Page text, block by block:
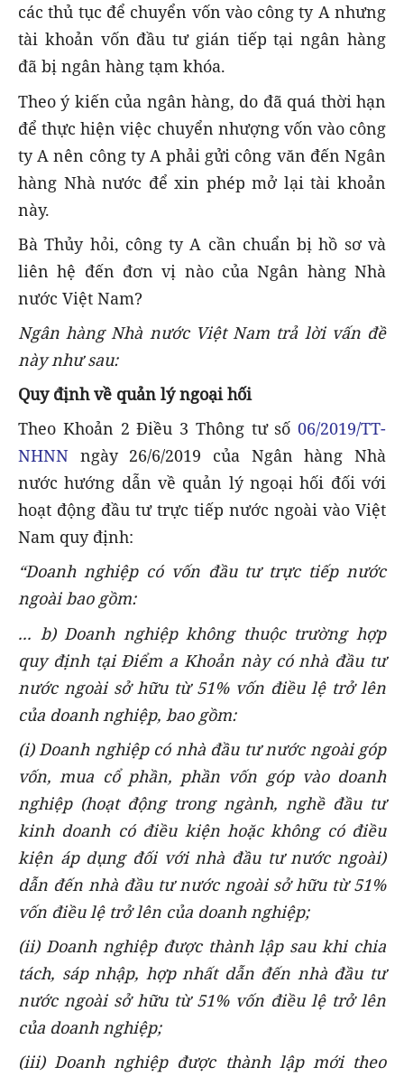
các thủ tục để chuyển vốn vào công ty A nhưng
tài khoản vốn đầu tư gián tiếp tại ngân hàng
đã bị ngân hàng tạm khóa.
Theo ý kiến của ngân hàng, do đã quá thời hạn
để thực hiện việc chuyển nhượng vốn vào công
ty A nên công ty A phải gửi công văn đến Ngân
hàng Nhà nước để xin phép mở lại tài khoản
này.
Bà Thủy hỏi, công ty A cần chuẩn bị hồ sơ và
liên hệ đến đơn vị nào của Ngân hàng Nhà
nước Việt Nam?
Ngân hàng Nhà nước Việt Nam trả lời vấn đề
này như sau:
Quy định về quản lý ngoại hối
Theo Khoản 2 Điều 3 Thông tư số 06/2019/TT-
NHNN ngày 26/6/2019 của Ngân hàng Nhà
nước hướng dẫn về quản lý ngoại hối đối với
hoạt động đầu tư trực tiếp nước ngoài vào Việt
Nam quy định:
“Doanh nghiệp có vốn đầu tư trực tiếp nước
ngoài bao gồm:
... b) Doanh nghiệp không thuộc trường hợp
quy định tại Điểm a Khoản này có nhà đầu tư
nước ngoài sở hữu từ 51% vốn điều lệ trở lên
của doanh nghiệp, bao gồm:
(i) Doanh nghiệp có nhà đầu tư nước ngoài góp
vốn, mua cổ phần, phần vốn góp vào doanh
nghiệp (hoạt động trong ngành, nghề đầu tư
kinh doanh có điều kiện hoặc không có điều
kiện áp dụng đối với nhà đầu tư nước ngoài)
dẫn đến nhà đầu tư nước ngoài sở hữu từ 51%
vốn điều lệ trở lên của doanh nghiệp;
(ii) Doanh nghiệp được thành lập sau khi chia
tách, sáp nhập, hợp nhất dẫn đến nhà đầu tư
nước ngoài sở hữu từ 51% vốn điều lệ trở lên
của doanh nghiệp;
(iii) Doanh nghiệp được thành lập mới theo